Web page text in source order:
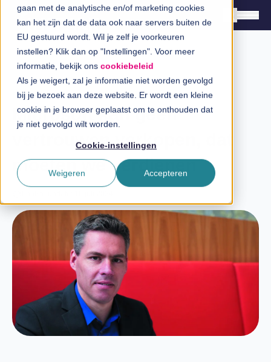
gaan met de analytische en/of marketing cookies
kan het zijn dat de data ook naar servers buiten de
EU gestuurd wordt. Wil je zelf je voorkeuren
instellen? Klik dan op "Instellingen". Voor meer
informatie, bekijk ons cookiebeleid
Als je weigert, zal je informatie niet worden gevolgd
bij je bezoek aan deze website. Er wordt een kleine
cookie in je browser geplaatst om te onthouden dat
je niet gevolgd wilt worden.
Cookie-instellingen
Accepteren
Weigeren
Oplossingen
Branches
InSpiratiecentrum
Direct in contact
Over InSpark
Werken bij InSpark
Blog
Microsoft kan geen
vertrouwen verkopen, dat
moeten we verdienen